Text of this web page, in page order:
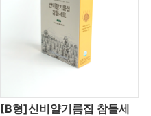
[B형]신비얄기름집 참들세